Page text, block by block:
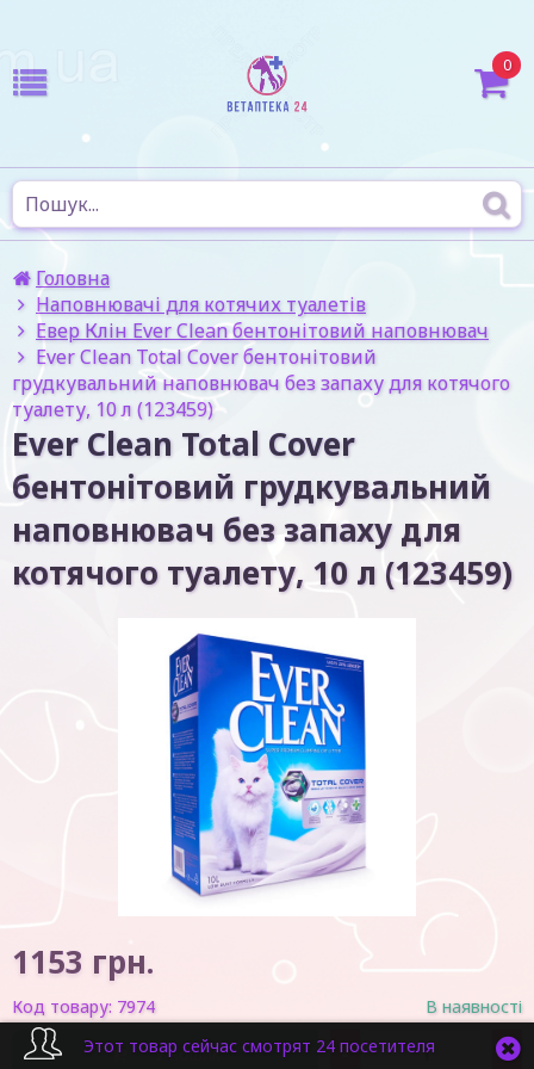
0
Головна
Наповнювачі для котячих туалетів
Евер Клін Ever Clean бентонітовий наповнювач
Ever Clean Total Cover бентонітовий
грудкувальний наповнювач без запаху для котячого
туалету, 10 л (123459)
Ever Clean Total Cover
бентонітовий грудкувальний
наповнювач без запаху для
котячого туалету, 10 л (123459)
1153 грн.
Код товару: 7974 В наявності
У кошик - +
Этот товар сейчас смотрят 24 посетителя